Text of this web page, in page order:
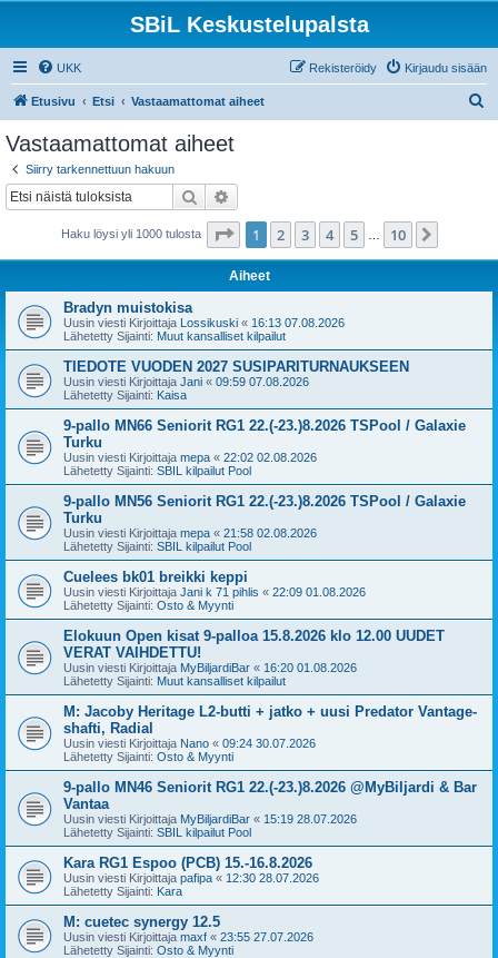
SBiL Keskustelupalsta
UKK Kirjaudu sisään
Rekisteröidy
Etusivu Etsi Vastaamattomat aiheet
Vastaamattomat aiheet
Siirry tarkennettuun hakuun
Etsi
Haku löysi yli 1000 tulosta Sivu /10
1 2 3 4 5 10
Aiheet
Bradyn muistokisa
Uusin viesti Kirjoittaja Lossikuski « 16:13 07.08.2026
Lähetetty Sijainti: Muut kansalliset kilpailut
TIEDOTE VUODEN 2027 SUSIPARITURNAUKSEEN
Uusin viesti Kirjoittaja Jani « 09:59 07.08.2026
Lähetetty Sijainti: Kaisa
9-pallo MN66 Seniorit RG1 22.(-23.)8.2026 TSPool / Galaxie
Turku
Uusin viesti Kirjoittaja mepa « 22:02 02.08.2026
Lähetetty Sijainti: SBIL kilpailut Pool
9-pallo MN56 Seniorit RG1 22.(-23.)8.2026 TSPool / Galaxie
Turku
Uusin viesti Kirjoittaja mepa « 21:58 02.08.2026
Lähetetty Sijainti: SBIL kilpailut Pool
Cuelees bk01 breikki keppi
Uusin viesti Kirjoittaja Jani k 71 pihlis « 22:09 01.08.2026
Lähetetty Sijainti: Osto & Myynti
Elokuun Open kisat 9-palloa 15.8.2026 klo 12.00 UUDET
VERAT VAIHDETTU!
Uusin viesti Kirjoittaja MyBiljardiBar « 16:20 01.08.2026
Lähetetty Sijainti: Muut kansalliset kilpailut
M: Jacoby Heritage L2-butti + jatko + uusi Predator Vantage-
shafti, Radial
Uusin viesti Kirjoittaja Nano « 09:24 30.07.2026
Lähetetty Sijainti: Osto & Myynti
9-pallo MN46 Seniorit RG1 22.(-23.)8.2026 @MyBiljardi & Bar
Vantaa
Uusin viesti Kirjoittaja MyBiljardiBar « 15:19 28.07.2026
Lähetetty Sijainti: SBIL kilpailut Pool
Kara RG1 Espoo (PCB) 15.-16.8.2026
Uusin viesti Kirjoittaja pafipa « 12:30 28.07.2026
Lähetetty Sijainti: Kara
M: cuetec synergy 12.5
Uusin viesti Kirjoittaja maxf « 23:55 27.07.2026
Lähetetty Sijainti: Osto & Myynti